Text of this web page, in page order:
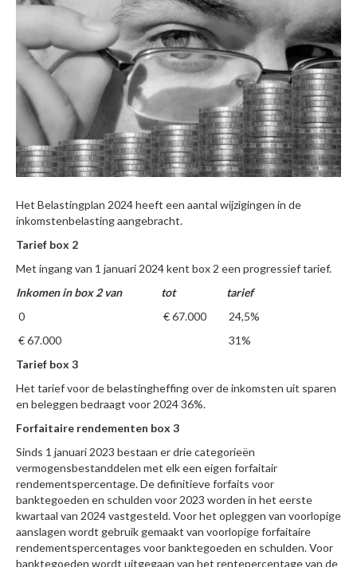
Het Belastingplan 2024 heeft een aantal wijzigingen in de
inkomstenbelasting aangebracht.
Tarief box 2
Met ingang van 1 januari 2024 kent box 2 een progressief tarief.
Inkomen in box 2 van
tot
tarief
0
€ 67.000
24,5%
€ 67.000
31%
Tarief box 3
Het tarief voor de belastingheffing over de inkomsten uit sparen
en beleggen bedraagt voor 2024 36%.
Forfaitaire rendementen box 3
Sinds 1 januari 2023 bestaan er drie categorieën
vermogensbestanddelen met elk een eigen forfaitair
rendementspercentage. De definitieve forfaits voor
banktegoeden en schulden voor 2023 worden in het eerste
kwartaal van 2024 vastgesteld. Voor het opleggen van voorlopige
aanslagen wordt gebruik gemaakt van voorlopige forfaitaire
rendementspercentages voor banktegoeden en schulden. Voor
banktegoeden wordt uitgegaan van het rentepercentage van de